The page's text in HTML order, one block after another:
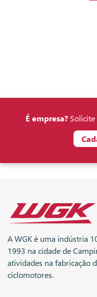
É empresa?Solicite
A WGK é uma indústria
1993 na cidade de
atividades na fabricação
ciclomotores.